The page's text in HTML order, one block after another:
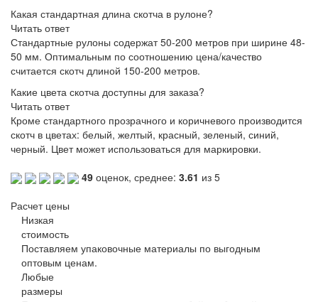
Какая стандартная длина скотча в рулоне?
Читать ответ
Стандартные рулоны содержат 50-200 метров при ширине 48-
50 мм. Оптимальным по соотношению цена/качество
считается скотч длиной 150-200 метров.
Какие цвета скотча доступны для заказа?
Читать ответ
Кроме стандартного прозрачного и коричневого производится
скотч в цветах: белый, желтый, красный, зеленый, синий,
черный. Цвет может использоваться для маркировки.
49 оценок, среднее: 3.61 из 5
Расчет цены
Низкая
стоимость
Поставляем упаковочные материалы по выгодным
оптовым ценам.
Любые
размеры